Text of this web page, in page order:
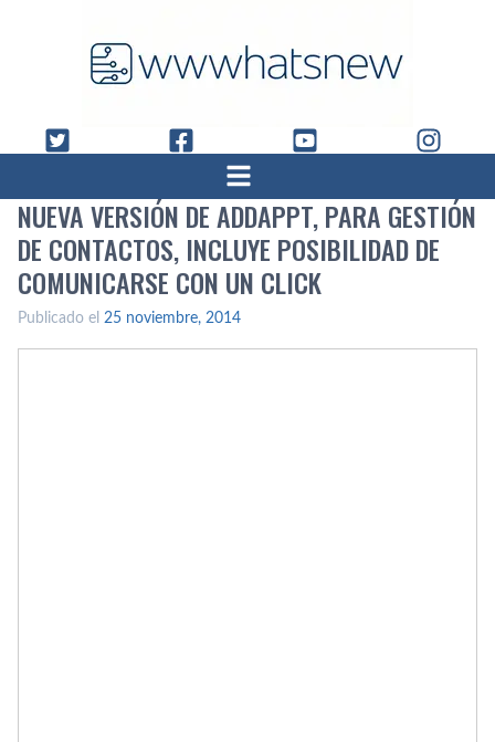
NUEVA VERSIÓN DE ADDAPPT, PARA GESTIÓN
DE CONTACTOS, INCLUYE POSIBILIDAD DE
COMUNICARSE CON UN CLICK
Publicado el 25 noviembre, 2014